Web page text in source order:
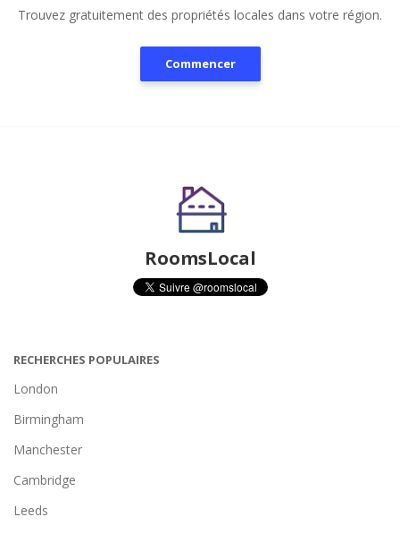
Trouvez gratuitement des propriétés locales dans votre région.
Commencer
RoomsLocal
RECHERCHES POPULAIRES
London
Birmingham
Manchester
Cambridge
Leeds